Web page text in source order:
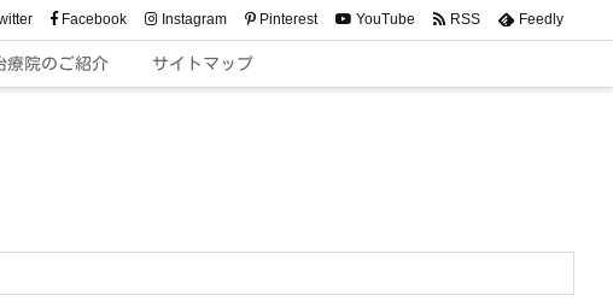
療院のご紹介 サイトマップ
Facebook Instagram Pinterest YouTube RSS Feedly